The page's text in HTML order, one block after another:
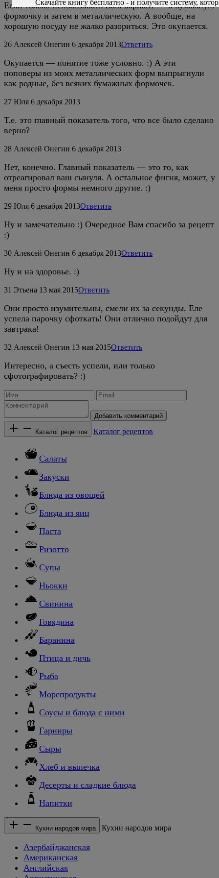
Если только использовать Ваш вариант — в бумажную
формочку и затем в металлическую. А вообще, на
хорошую посуду не жалко разориться. Это окупается.
26 Алексей Онегин 6 декабря 2013Ответить
Окупается — понятие тоже условно. :) А эти
поповеры из моих металлических форм выпрыгнули
как родные, без всяких бумажных формочек.
27 Юля 6 декабря 2013
Т.е. это главный показатель того, что все было сделано
верно?
28 Алексей Онегин 6 декабря 2013
Нет, конечно. Главный показатель — это то, как
отреагировал ваш сынуля. А остальное фигня, может, у
меня просто формы немного другие. :)
29 Юля 6 декабря 2013Ответить
Ну и замечательно :) Очередное Вам спасибо за рецепт
:)
30 Алексей Онегин 6 декабря 2013Ответить
Ну и на здоровье. :)
31 Этьена 13 мая 2015Ответить
Они просто изумительны, смели их за секунды. Еле
успела парочку сфоткать! Они отлично подойдут для
завтрака!
32 Алексей Онегин 13 мая 2015Ответить
Интересно, а съесть успели, или только
сфотографировать? :)
Добавить комментарий
Каталог рецептов Каталог рецептов
Салаты
Закуски
Блюда из овощей
Блюда из яиц
Паста
Ризотто
Супы
Ньокки
Свинина
Говядина
Баранина
Птица и дичь
Рыба
Морепродукты
Соусы и блюда с ними
Гарниры
Сыры
Хлеб и выпечка
Десерты и сладкие блюда
Напитки
Кухни народов мира Кухни народов мира
Азербайджанская
Американская
Английская
Скачайте книгу бесплатно - и получите систему,